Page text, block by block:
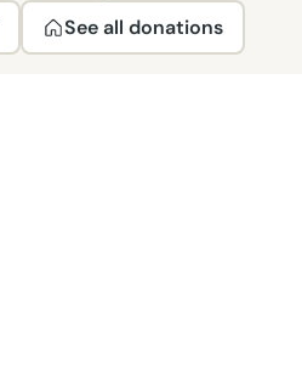
See all donations